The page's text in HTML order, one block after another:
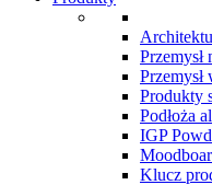
Przemysł
Przemysł
Produkty
Podłoża
IGP
Klucz